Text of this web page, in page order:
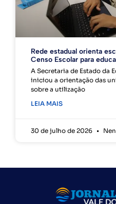
Rede estadual orienta
Censo Escolar para
A Secretaria de Estado da
iniciou a orientação das
sobre a utilização
LEIA MAIS
30 de julho de 2026